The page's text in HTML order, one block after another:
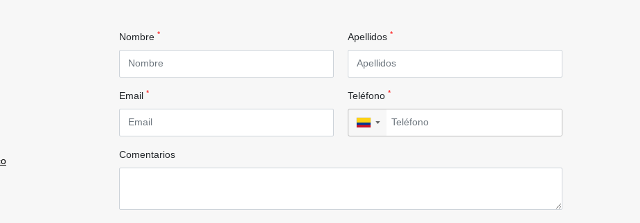
Nombre * Apellidos *
Email * Teléfono *
▼
Comentarios